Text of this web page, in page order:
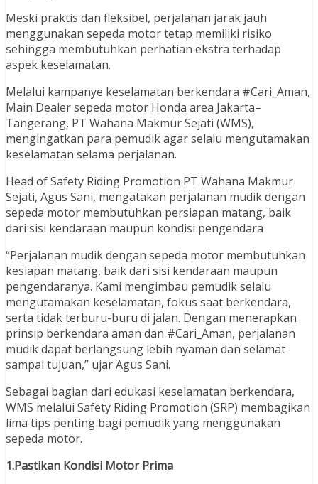
Meski praktis dan fleksibel, perjalanan jarak jauh
menggunakan sepeda motor tetap memiliki risiko
sehingga membutuhkan perhatian ekstra terhadap
aspek keselamatan.
Melalui kampanye keselamatan berkendara #Cari_Aman,
Main Dealer sepeda motor Honda area Jakarta–
Tangerang, PT Wahana Makmur Sejati (WMS),
mengingatkan para pemudik agar selalu mengutamakan
keselamatan selama perjalanan.
Head of Safety Riding Promotion PT Wahana Makmur
Sejati, Agus Sani, mengatakan perjalanan mudik dengan
sepeda motor membutuhkan persiapan matang, baik
dari sisi kendaraan maupun kondisi pengendara
“Perjalanan mudik dengan sepeda motor membutuhkan
kesiapan matang, baik dari sisi kendaraan maupun
pengendaranya. Kami mengimbau pemudik selalu
mengutamakan keselamatan, fokus saat berkendara,
serta tidak terburu-buru di jalan. Dengan menerapkan
prinsip berkendara aman dan #Cari_Aman, perjalanan
mudik dapat berlangsung lebih nyaman dan selamat
sampai tujuan,” ujar Agus Sani.
Sebagai bagian dari edukasi keselamatan berkendara,
WMS melalui Safety Riding Promotion (SRP) membagikan
lima tips penting bagi pemudik yang menggunakan
sepeda motor.
1.Pastikan Kondisi Motor Prima